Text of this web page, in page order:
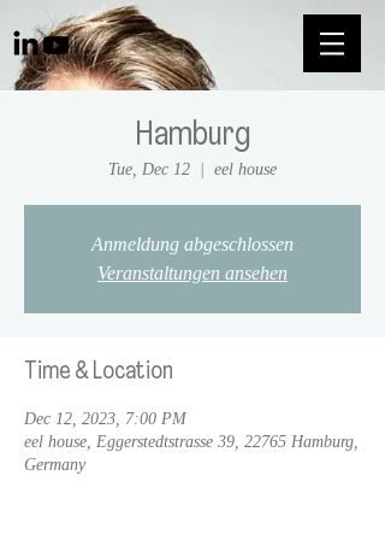
Hamburg
Tue, Dec 12 eel house
Anmeldung abgeschlossen
Veranstaltungen ansehen
Time & Location
Dec 12, 2023, 7:00 PM
eel house, Eggerstedtstrasse 39, 22765 Hamburg,
Germany